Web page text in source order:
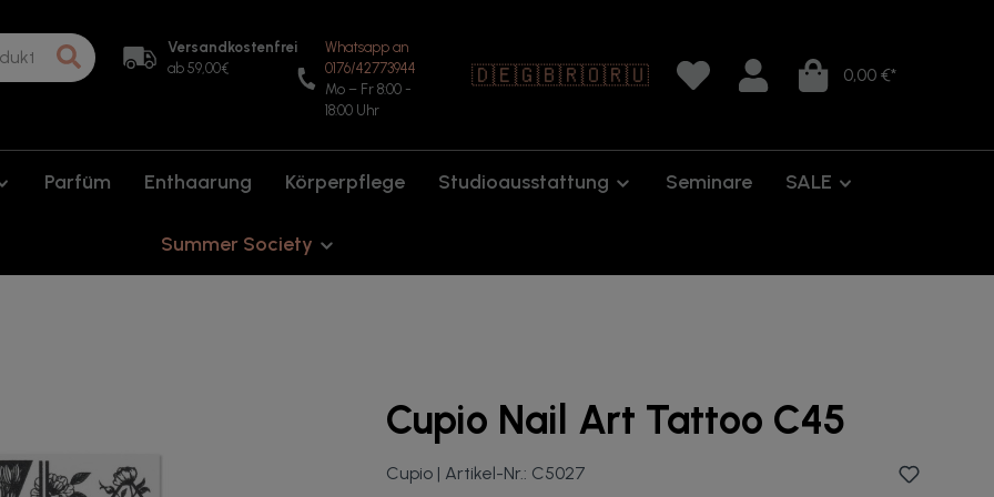
Versandkostenfrei
ab 59,00€
Whatsapp an
0176/42773944
Mo – Fr 8:00 -
18:00 Uhr
🇩🇪🇬🇧🇷🇴🇷🇺 0,00 €*
Parfüm Enthaarung Körperpflege Studioausstattung Seminare SALE
Summer Society
Cupio Nail Art Tattoo C45
Cupio | Artikel-Nr.: C5027